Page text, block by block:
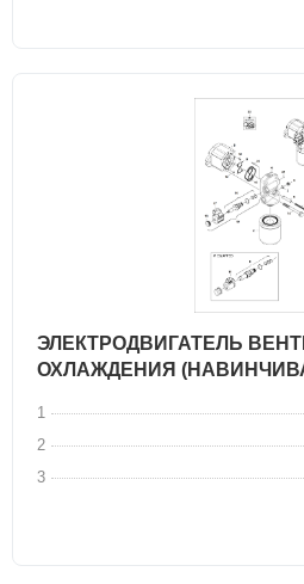
ЭЛЕКТРОДВИГАТЕЛЬ
ОХЛАЖДЕНИЯ
1
2
3